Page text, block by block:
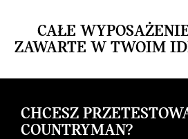
CAŁE
ZAWARTE W TWOIM
CHCESZ
COUNTRYMAN?